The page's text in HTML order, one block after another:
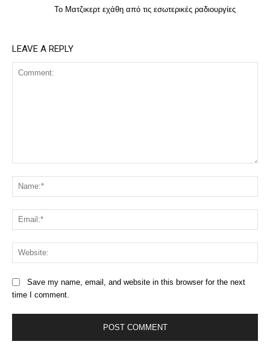
Το Ματζικερτ εχάθη από τις εσωτερικές ραδιουργίες
LEAVE A REPLY
Save my name, email, and website in this browser for the next
time I comment.